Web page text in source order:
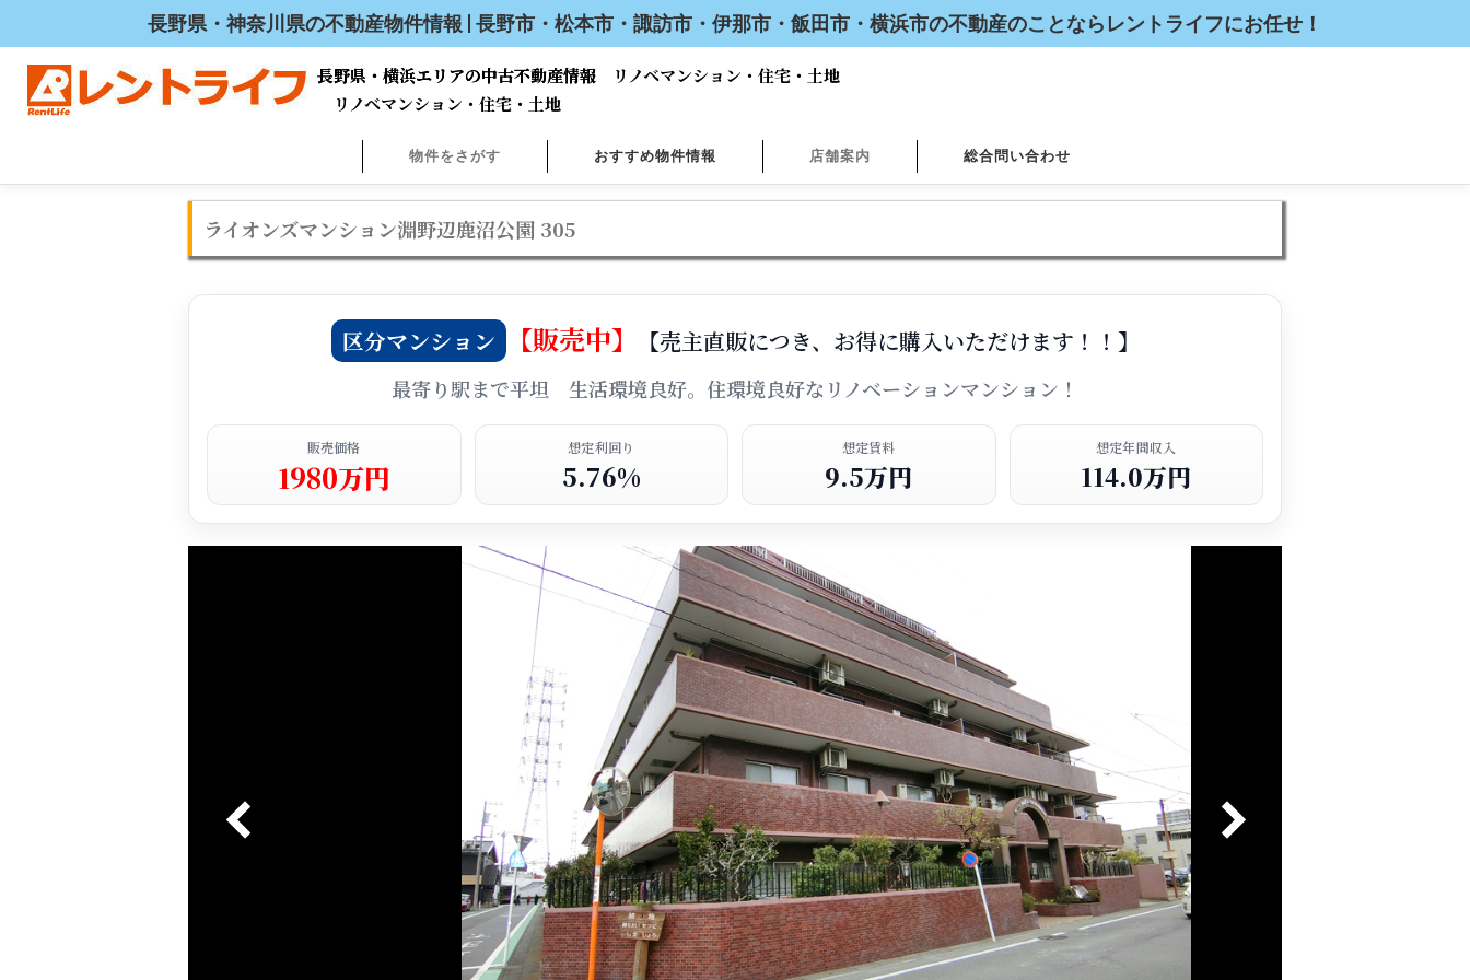
長野県・神奈川県の不動産物件情報 | 長野市・松本市・諏訪市・伊那市・飯田市・横浜市の不動産のことならレントライフにお任せ！
長野県・横浜エリアの中古不動産情報 リノベマンション・住宅・土地
長野県・横浜エリアの中古不動産情報
リノベマンション・住宅・土地
物件をさがす おすすめ物件情報 店舗案内 総合問い合わせ
ライオンズマンション淵野辺鹿沼公園 305
区分マンション 【販売中】 【売主直販につき、お得に購入いただけます！！】
最寄り駅まで平坦 生活環境良好。住環境良好なリノベーションマンション！
販売価格
1980万円
想定利回り
5.76%
想定賃料
9.5万円
想定年間収入
114.0万円